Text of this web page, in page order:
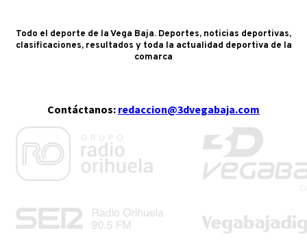
Todo el deporte de la Vega Baja. Deportes, noticias deportivas,
clasificaciones, resultados y toda la actualidad deportiva de la
comarca
Contáctanos: redaccion@3dvegabaja.com